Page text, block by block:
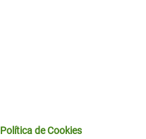
Política de Cookies